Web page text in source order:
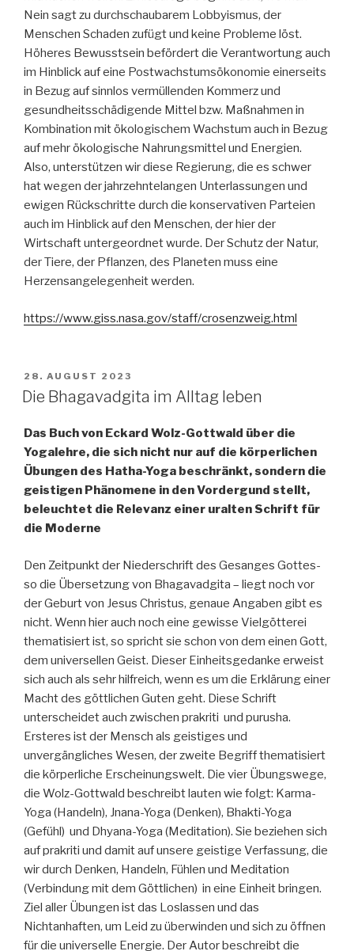
Nein sagt zu durchschaubarem Lobbyismus, der
Menschen Schaden zufügt und keine Probleme löst.
Höheres Bewusstsein befördert die Verantwortung auch
im Hinblick auf eine Postwachstumsökonomie einerseits
in Bezug auf sinnlos vermüllenden Kommerz und
gesundheitsschädigende Mittel bzw. Maßnahmen in
Kombination mit ökologischem Wachstum auch in Bezug
auf mehr ökologische Nahrungsmittel und Energien.
Also, unterstützen wir diese Regierung, die es schwer
hat wegen der jahrzehntelangen Unterlassungen und
ewigen Rückschritte durch die konservativen Parteien
auch im Hinblick auf den Menschen, der hier der
Wirtschaft untergeordnet wurde. Der Schutz der Natur,
der Tiere, der Pflanzen, des Planeten muss eine
Herzensangelegenheit werden.
https://www.giss.nasa.gov/staff/crosenzweig.html
VERÖFFENTLICHT
AM
28. AUGUST 2023
Die Bhagavadgita im Alltag leben
Das Buch von Eckard Wolz-Gottwald über die
Yogalehre, die sich nicht nur auf die körperlichen
Übungen des Hatha-Yoga beschränkt, sondern die
geistigen Phänomene in den Vordergund stellt,
beleuchtet die Relevanz einer uralten Schrift für
die Moderne
Den Zeitpunkt der Niederschrift des Gesanges Gottes-
so die Übersetzung von Bhagavadgita – liegt noch vor
der Geburt von Jesus Christus, genaue Angaben gibt es
nicht. Wenn hier auch noch eine gewisse Vielgötterei
thematisiert ist, so spricht sie schon von dem einen Gott,
dem universellen Geist. Dieser Einheitsgedanke erweist
sich auch als sehr hilfreich, wenn es um die Erklärung einer
Macht des göttlichen Guten geht. Diese Schrift
unterscheidet auch zwischen prakriti und purusha.
Ersteres ist der Mensch als geistiges und
unvergängliches Wesen, der zweite Begriff thematisiert
die körperliche Erscheinungswelt. Die vier Übungswege,
die Wolz-Gottwald beschreibt lauten wie folgt: Karma-
Yoga (Handeln), Jnana-Yoga (Denken), Bhakti-Yoga
(Gefühl) und Dhyana-Yoga (Meditation). Sie beziehen sich
auf prakriti und damit auf unsere geistige Verfassung, die
wir durch Denken, Handeln, Fühlen und Meditation
(Verbindung mit dem Göttlichen) in eine Einheit bringen.
Ziel aller Übungen ist das Loslassen und das
Nichtanhaften, um Leid zu überwinden und sich zu öffnen
für die universelle Energie. Der Autor beschreibt die